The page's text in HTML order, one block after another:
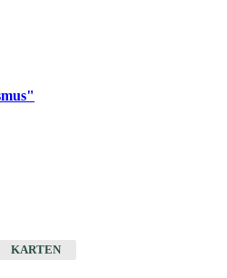
KARTEN